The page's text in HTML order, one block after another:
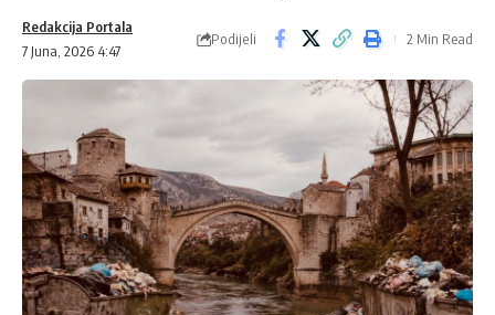
7 Juna, 2026 4:47
Redakcija Portala
Podijeli 2 Min Read